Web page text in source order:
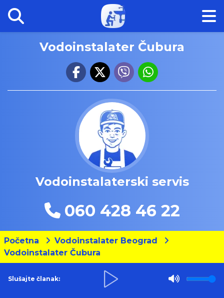
Vodoinstalater Čubura
Vodoinstalaterski servis
060 428 46 22
Početna
Vodoinstalater Beograd
Vodoinstalater Čubura
Slušajte članak: